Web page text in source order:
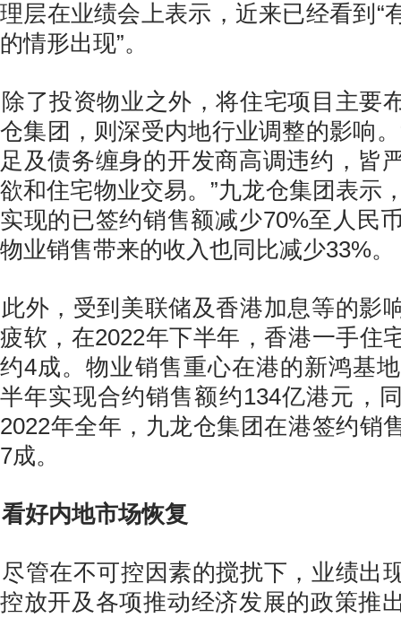
理层在业绩会上表示，近来已经看到“
的情形出现”。
除了投资物业之外，将住宅项目主要
仓集团，则深受内地行业调整的影响
足及债务缠身的开发商高调违约，皆
欲和住宅物业交易。”九龙仓集团表示
实现的已签约销售额减少70%至人民
物业销售带来的收入也同比减少33%。
此外，受到美联储及香港加息等的影
疲软，在2022年下半年，香港一手住
约4成。物业销售重心在港的新鸿基
半年实现合约销售额约134亿港元，
2022年全年，九龙仓集团在港签约销
7成。
看好内地市场恢复
尽管在不可控因素的搅扰下，业绩出
控放开及各项推动经济发展的政策推